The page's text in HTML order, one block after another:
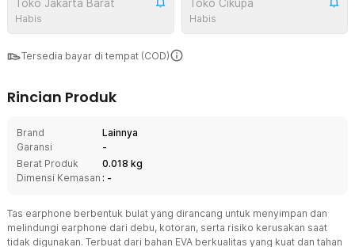
Toko Jakarta Barat
Habis
Toko Cikupa
Habis
Tersedia bayar di tempat (COD)
Rincian Produk
Brand
Lainnya
Garansi
-
Berat Produk
0.018 kg
Dimensi Kemasan : -
Tas earphone berbentuk bulat yang dirancang untuk menyimpan dan
melindungi earphone dari debu, kotoran, serta risiko kerusakan saat
tidak digunakan. Terbuat dari bahan EVA berkualitas yang kuat dan tahan